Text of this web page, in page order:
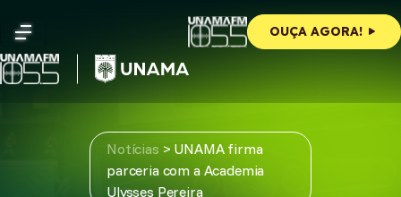
content
OUÇA AGORA!
Notícias > UNAMA firma
parceria com a Academia
Ulysses Pereira